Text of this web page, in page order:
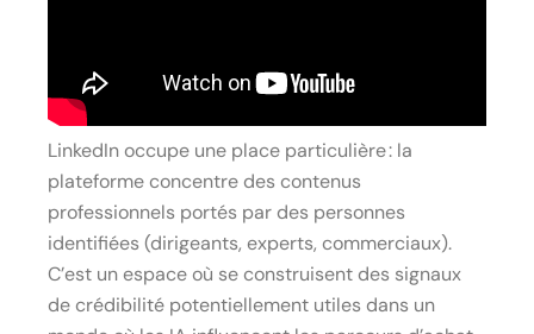
LinkedIn occupe une place particulière : la
plateforme concentre des contenus
professionnels portés par des personnes
identifiées (dirigeants, experts, commerciaux).
C’est un espace où se construisent des signaux
de crédibilité potentiellement utiles dans un